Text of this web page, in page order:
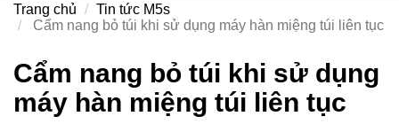
Cẩm nang bỏ túi khi sử dụng
máy hàn miệng túi liên tục
Trang chủ
Tin tức M5s
Cẩm nang bỏ túi khi sử dụng máy hàn miệng túi liên tục